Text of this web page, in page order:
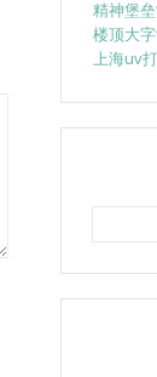
精神堡
楼顶大
上海uv